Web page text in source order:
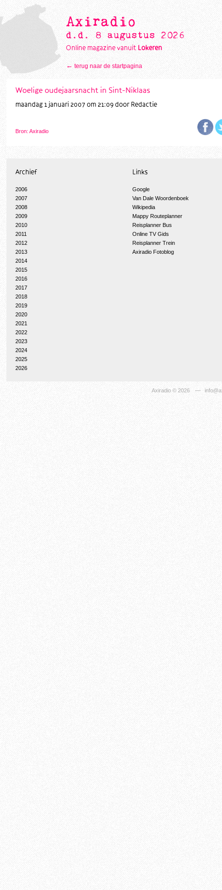
Axiradio
d.d. 8 augustus 2026
Online magazine vanuit Lokeren
← terug naar de startpagina
Woelige oudejaarsnacht in Sint-Niklaas
maandag 1 januari 2007 om 21:09 door Redactie
Bron: Axiradio
Archief
2006
2007
2008
2009
2010
2011
2012
2013
2014
2015
2016
2017
2018
2019
2020
2021
2022
2023
2024
2025
2026
Links
Google
Van Dale Woordenboek
Wikipedia
Mappy Routeplanner
Reisplanner Bus
Online TV Gids
Reisplanner Trein
Axiradio Fotoblog
Axiradio© 2026 —